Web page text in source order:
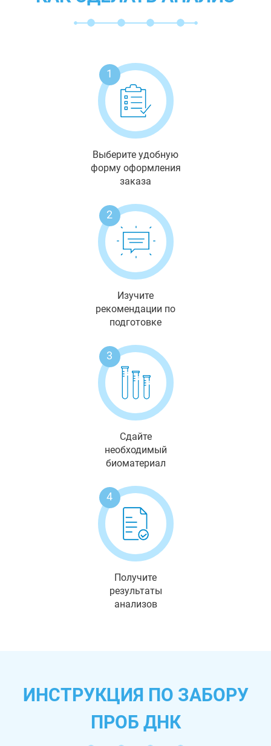
1
Выберите удобную
форму оформления
заказа
2
Изучите
рекомендации по
подготовке
3
Сдайте
необходимый
биоматериал
4
Получите
результаты
анализов
ИНСТРУКЦИЯ ПО ЗАБОРУ
ПРОБ ДНК